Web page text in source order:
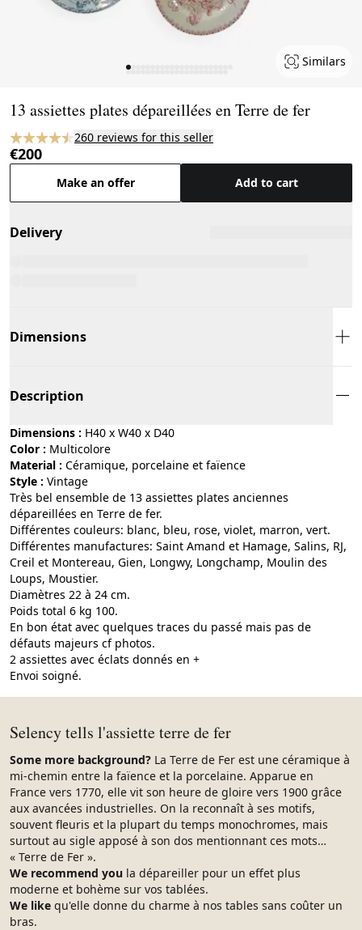
Similars
13 assiettes plates dépareillées en Terre de fer
260 reviews for this seller
€200
Make an offer Add to cart
Delivery
Dimensions
Description
Dimensions : H40 x W40 x D40
Color :
multicolore
Material :
céramique, porcelaine et faïence
Style :
vintage
Très bel ensemble de 13 assiettes plates anciennes
dépareillées en Terre de fer.
Différentes couleurs: blanc, bleu, rose, violet, marron, vert.
Différentes manufactures: Saint Amand et Hamage, Salins, RJ,
Creil et Montereau, Gien, Longwy, Longchamp, Moulin des
Loups, Moustier.
Diamètres 22 à 24 cm.
Poids total 6 kg 100.
En bon état avec quelques traces du passé mais pas de
défauts majeurs cf photos.
2 assiettes avec éclats donnés en +
Envoi soigné.
Selency tells l'assiette terre de fer
Some more background? La Terre de Fer est une céramique à
mi-chemin entre la faïence et la porcelaine. Apparue en
France vers 1770, elle vit son heure de gloire vers 1900 grâce
aux avancées industrielles. On la reconnaît à ses motifs,
souvent fleuris et la plupart du temps monochromes, mais
surtout au sigle apposé à son dos mentionnant ces mots…
« Terre de Fer ».
We recommend you la dépareiller pour un effet plus
moderne et bohème sur vos tablées.
We like qu'elle donne du charme à nos tables sans coûter un
bras.